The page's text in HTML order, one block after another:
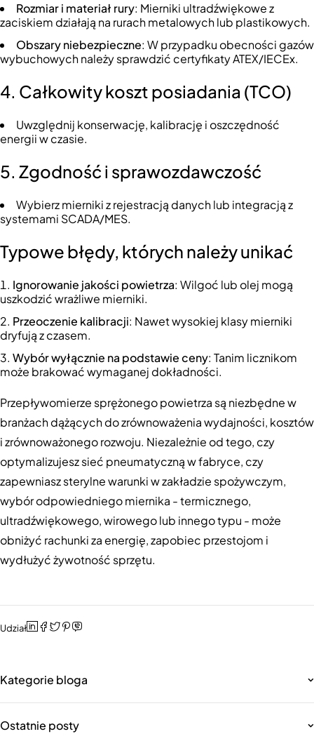
Rozmiar i materiał rury: Mierniki ultradźwiękowe z
zaciskiem działają na rurach metalowych lub plastikowych.
Obszary niebezpieczne: W przypadku obecności gazów
wybuchowych należy sprawdzić certyfikaty ATEX/IECEx.
4. Całkowity koszt posiadania (TCO)
Uwzględnij konserwację, kalibrację i oszczędność
energii w czasie.
5. Zgodność i sprawozdawczość
Wybierz mierniki z rejestracją danych lub integracją z
systemami SCADA/MES.
Typowe błędy, których należy unikać
Ignorowanie jakości powietrza: Wilgoć lub olej mogą
uszkodzić wrażliwe mierniki.
Przeoczenie kalibracji: Nawet wysokiej klasy mierniki
dryfują z czasem.
Wybór wyłącznie na podstawie ceny: Tanim licznikom
może brakować wymaganej dokładności.
Przepływomierze sprężonego powietrza są niezbędne w
branżach dążących do zrównoważenia wydajności, kosztów
i zrównoważonego rozwoju. Niezależnie od tego, czy
optymalizujesz sieć pneumatyczną w fabryce, czy
zapewniasz sterylne warunki w zakładzie spożywczym,
wybór odpowiedniego miernika - termicznego,
ultradźwiękowego, wirowego lub innego typu - może
obniżyć rachunki za energię, zapobiec przestojom i
wydłużyć żywotność sprzętu.
Udział
Kategorie bloga
Ostatnie posty